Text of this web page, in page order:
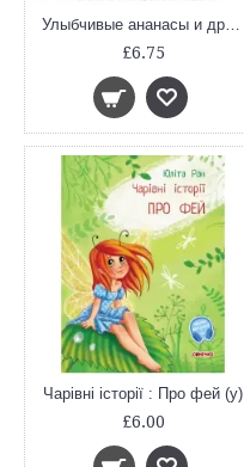
Улыбчивые ананасы и другие весёлые находилки
£6.75
Чарівні історії : Про фей (у)
£6.00